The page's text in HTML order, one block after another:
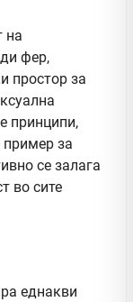
на
фер,
простор за
принципи,
за
се залага
во сите
еднакви